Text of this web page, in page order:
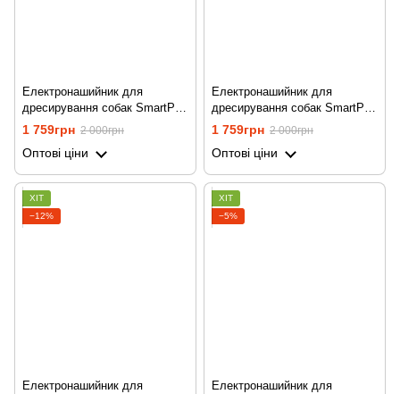
Електронашийник для
дресирування собак SmartPet
DTC-500 водостійкий, до 500
метрів, червоний
1 759грн 2 000грн
Оптові ціни
Електронашийник для
дресирування собак SmartPet
DTC-500 водостійкий, до 500
метрів, Чорний
1 759грн 2 000грн
Оптові ціни
ХІТ
−12%
Електронашийник для
ХІТ
−5%
Електронашийник для